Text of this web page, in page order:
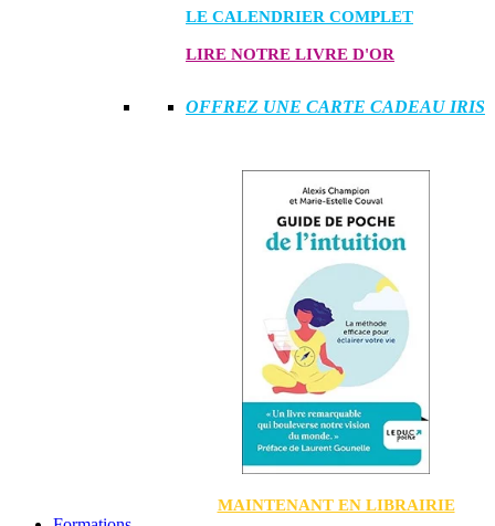
LE CALENDRIER COMPLET
LIRE NOTRE LIVRE D'OR
OFFREZ UNE CARTE CADEAU IRIS
MAINTENANT EN LIBRAIRIE